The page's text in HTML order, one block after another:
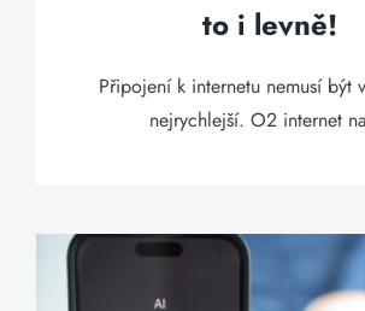
to i levně!
Připojení k internetu nemusí být
nejrychlejší. O2 internet